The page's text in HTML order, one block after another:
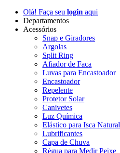
Olá! Faça seu login aqui
Departamentos
Acessórios
Snap e Giradores
Argolas
Split Ring
Afiador de Faca
Luvas para Encastoador
Encastoador
Repelente
Protetor Solar
Canivetes
Luz Química
Elástico para Isca Natural
Lubrificantes
Capa de Chuva
Régua para Medir Peixe